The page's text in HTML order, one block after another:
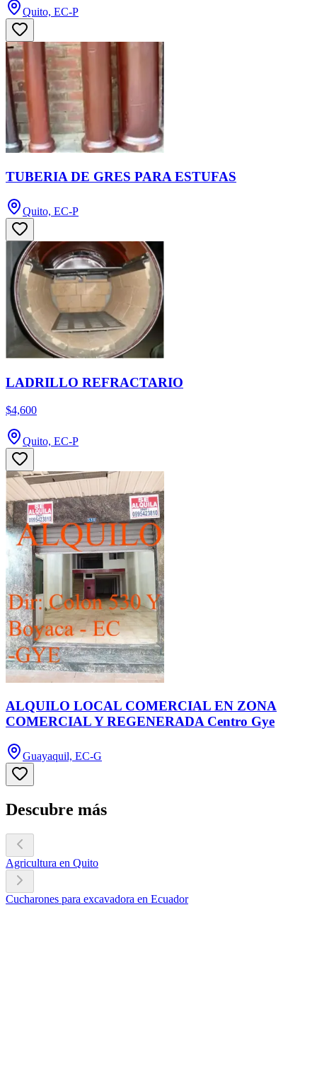
Quito, EC-P
TUBERIA DE GRES PARA ESTUFAS
Quito, EC-P
LADRILLO REFRACTARIO
$4,600
Quito, EC-P
ALQUILO LOCAL COMERCIAL EN ZONA
COMERCIAL Y REGENERADA Centro Gye
Guayaquil, EC-G
Descubre más
Agricultura en Quito
Cucharones para excavadora en Ecuador